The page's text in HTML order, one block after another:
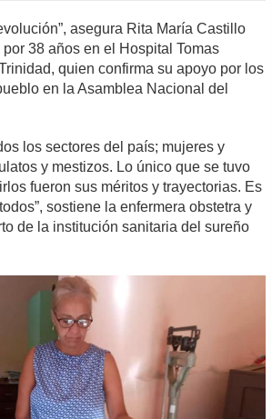
asegura Rita María Castillo
38 años en el Hospital Tomas
quien confirma su apoyo por los
en la Asamblea Nacional del
los sectores del país; mujeres y
y mestizos. Lo único que se tuvo
fueron sus méritos y trayectorias. Es
sostiene la enfermera obstetra y
de la institución sanitaria del sureño